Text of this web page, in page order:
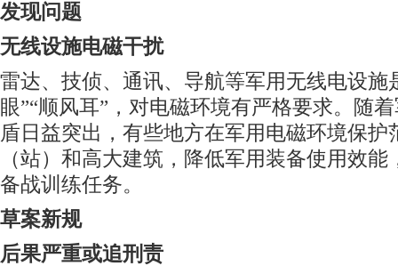
发现问题
无线设施电磁干扰
雷达、技侦、通讯、导航等军用无线电设施
眼”“顺风耳”，对电磁环境有严格要求。随
盾日益突出，有些地方在军用电磁环境保护
（站）和高大建筑，降低军用装备使用效
备战训练任务。
草案新规
后果严重或追刑责